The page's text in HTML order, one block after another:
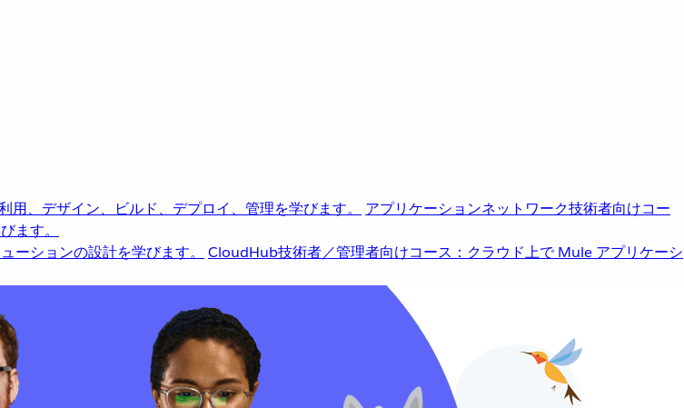
、デザイン、ビルド、デプロイ、管理を学びます。 アプリケーションネットワーク技術者向けコー
ます。
ーションの設計を学びます。 CloudHub技術者／管理者向けコース：クラウド上で Mule アプリケーシ